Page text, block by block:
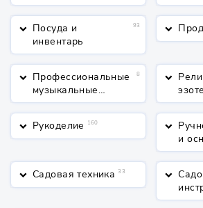
keyboard_arrow_down Посуда и
инвентарь
93 keyboard_arrow_down
keyboard_arrow_down Профессиональные
музыкальные
инструменты
8 keyboard_arrow_down
keyboard_arrow_down Рукоделие 160 keyboard_arrow_down
и
keyboard_arrow_down Садовая техника 33 keyboard_arrow_down